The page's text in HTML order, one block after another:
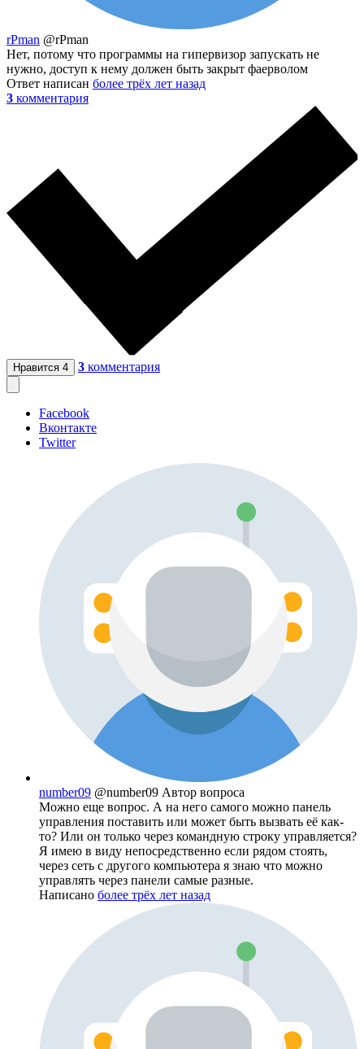
rPman @rPman
Нет, потому что программы на гипервизор запускать не
нужно, доступ к нему должен быть закрыт фаерволом
Ответ написан более трёх лет назад
3 комментария
Нравится 4 3 комментария
Facebook
Вконтакте
Twitter
number09 @number09 Автор вопроса
Можно еще вопрос. А на него самого можно панель
управления поставить или может быть вызвать её как-
то? Или он только через командную строку управляется?
Я имею в виду непосредственно если рядом стоять,
через сеть с другого компьютера я знаю что можно
управлять через панели самые разные.
Написано более трёх лет назад